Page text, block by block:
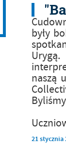
były
naszą
21stycznia